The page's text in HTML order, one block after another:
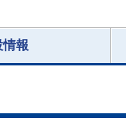
情報